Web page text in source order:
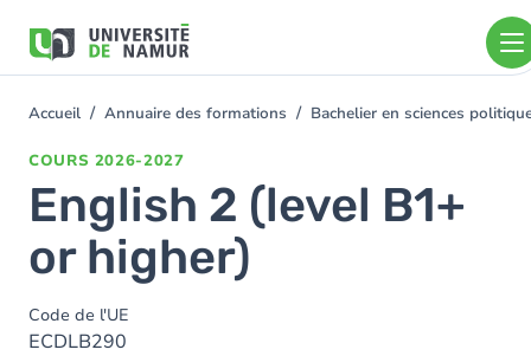
contenu
You
Accueil Annuaire des formations Bachelier en sciences
COURS 2026-2027
English 2 (level B1+
or higher)
Code de l'UE
ECDLB290